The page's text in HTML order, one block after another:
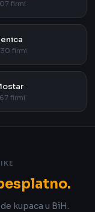
firmi
firmi
firmi
kupaca u BiH.